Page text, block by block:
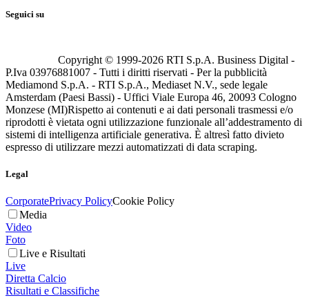
Seguici su
Copyright © 1999-2026 RTI S.p.A. Business Digital -
P.Iva 03976881007 - Tutti i diritti riservati - Per la pubblicità
Mediamond S.p.A. - RTI S.p.A., Mediaset N.V., sede legale
Amsterdam (Paesi Bassi) - Uffici Viale Europa 46, 20093 Cologno
Monzese (MI)Rispetto ai contenuti e ai dati personali trasmessi e/o
riprodotti è vietata ogni utilizzazione funzionale all’addestramento di
sistemi di intelligenza artificiale generativa. È altresì fatto divieto
espresso di utilizzare mezzi automatizzati di data scraping.
Legal
CorporatePrivacy PolicyCookie Policy
Media
Video
Foto
Live e Risultati
Live
Diretta Calcio
Risultati e Classifiche